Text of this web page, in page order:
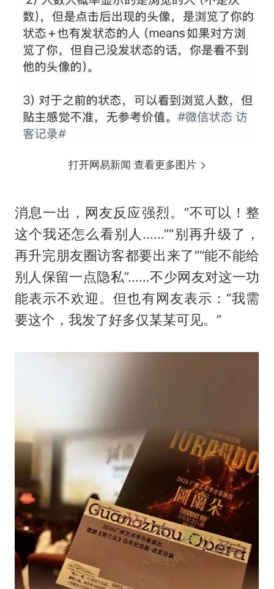
打开网易新闻 查看更多图片
消息一出，网友反应强烈。“不可以！整
这个我还怎么看别人……”“别再升级了，
再升完朋友圈访客都要出来了”“能不能给
别人保留一点隐私”……不少网友对这一功
能表示不欢迎。但也有网友表示：“我需
要这个，我发了好多仅某某可见。”